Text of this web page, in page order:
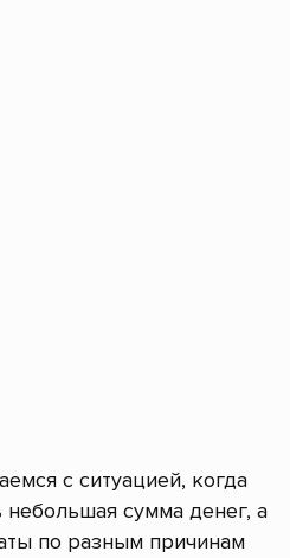
с ситуацией, когда
небольшая сумма денег, а
по разным причинам